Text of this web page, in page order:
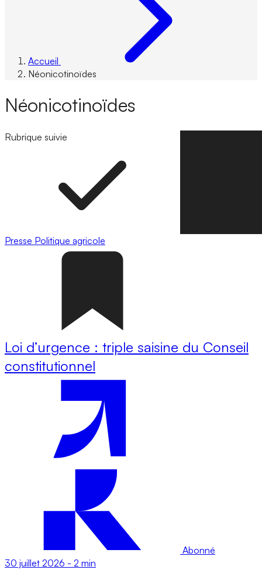
Accueil
Néonicotinoïdes
Néonicotinoïdes
Rubrique suivie
Presse Politique agricole
Loi d’urgence : triple saisine du Conseil
constitutionnel
Abonné
30 juillet 2026 - 2 min